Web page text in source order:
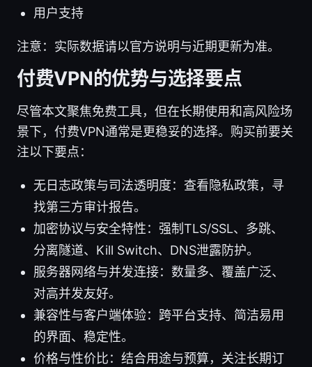
用户支持
注意：实际数据请以官方说明与近期更新为准。
付费VPN的优势与选择要点
尽管本文聚焦免费工具，但在长期使用和高风险场
景下，付费VPN通常是更稳妥的选择。购买前要关
注以下要点：
无日志政策与司法透明度：查看隐私政策，寻
找第三方审计报告。
加密协议与安全特性：强制TLS/SSL、多跳、
分离隧道、Kill Switch、DNS泄露防护。
服务器网络与并发连接：数量多、覆盖广泛、
对高并发友好。
兼容性与客户端体验：跨平台支持、简洁易用
的界面、稳定性。
价格与性价比：结合用途与预算，关注长期订